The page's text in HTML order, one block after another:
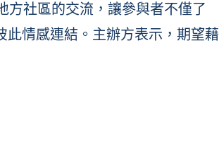
方社區的交流，讓參與者不僅了
情感連結。主辦方表示，期望藉